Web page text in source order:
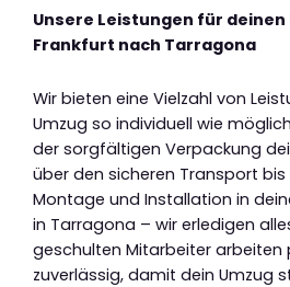
Unsere Leistungen für deinen
Frankfurt nach Tarragona
Wir bieten eine Vielzahl von
Umzug so individuell wie
der sorgfältigen Verpackung
über den sicheren Transport bis
Montage und Installation in
in Tarragona – wir erledigen
geschulten Mitarbeiter arbeiten
zuverlässig, damit dein Umzug